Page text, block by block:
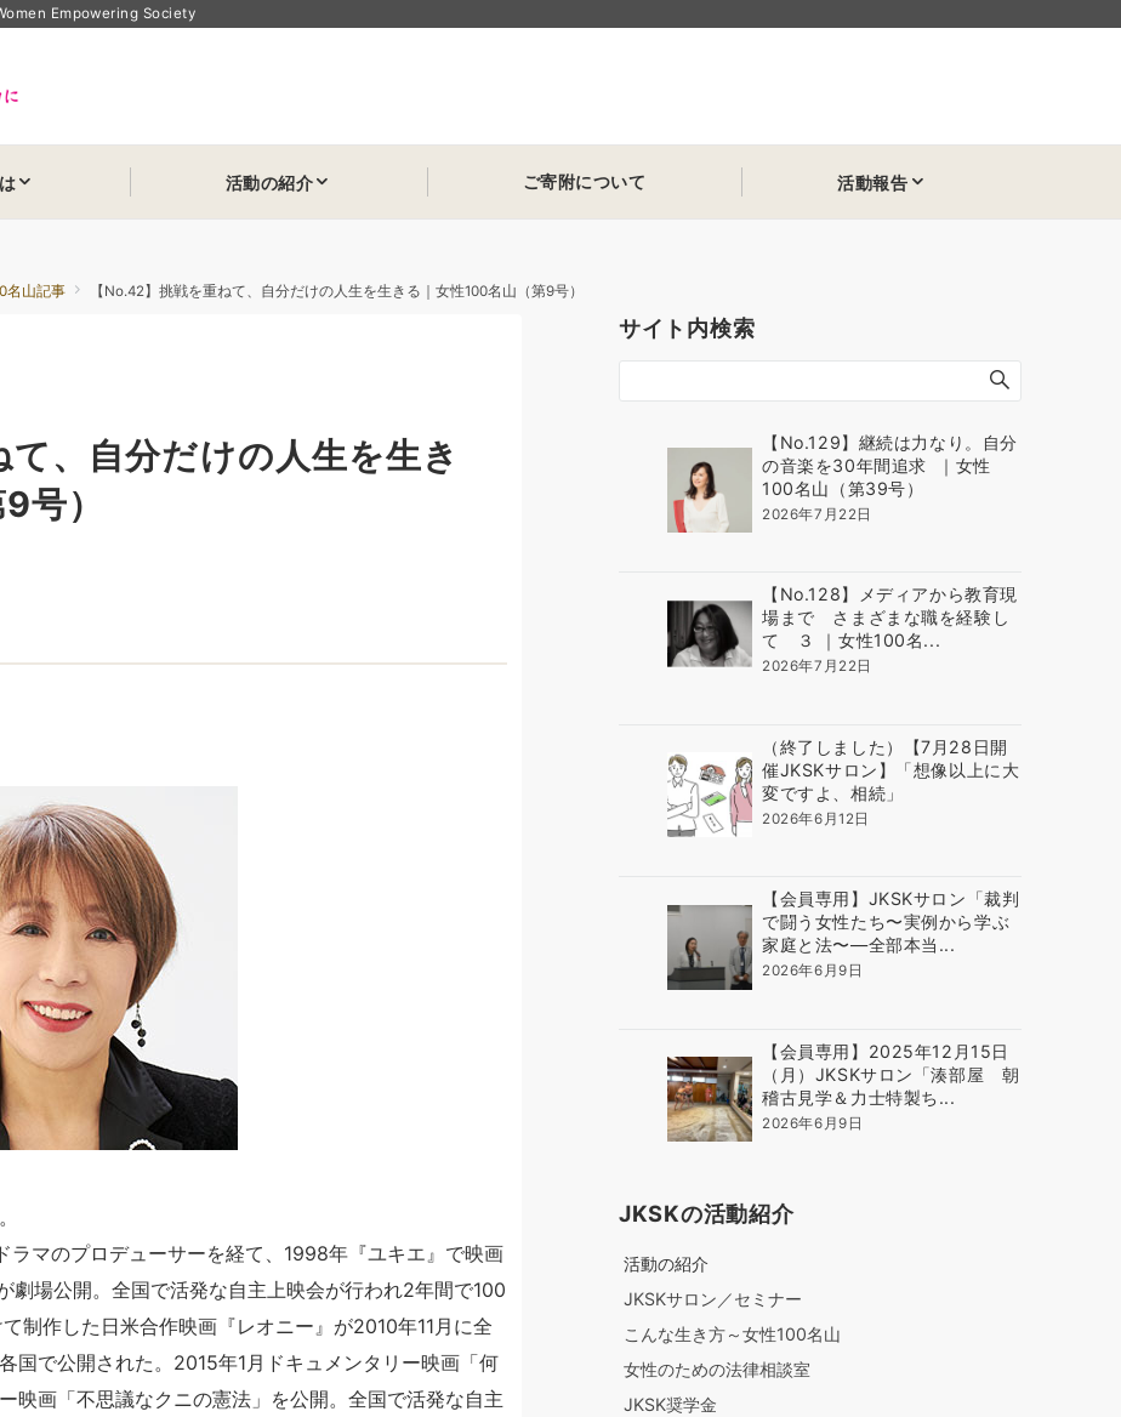
Empowering Society
活動の紹介 ご寄附について 活動報告
名山記事 【No.42】挑戦を重ねて、自分だけの人生を生きる｜女性100名山（第9号）
て、自分だけの人生を生き
号）
マのプロデューサーを経て、1998年『ユキエ』で映画
場公開。全国で活発な自主上映会が行われ2年間で100
制作した日米合作映画『レオニー』が2010年11月に全
国で公開された。2015年1月ドキュメンタリー映画「何
映画「不思議なクニの憲法」を公開。全国で活発な自主
サイト内検索
【No.129】継続は力なり。自分
の音楽を30年間追求 ｜女性
100名山（第39号）
2026年7月22日
【No.128】メディアから教育現
場まで さまざまな職を経験し
て ３ ｜女性100名...
2026年7月22日
（終了しました）【7月28日開
催JKSKサロン】「想像以上に大
変ですよ、相続」
2026年6月12日
【会員専用】JKSKサロン「裁判
で闘う女性たち〜実例から学ぶ
家庭と法〜―全部本当...
2026年6月9日
【会員専用】2025年12月15日
（月）JKSKサロン「湊部屋 朝
稽古見学＆力士特製ち...
2026年6月9日
JKSKの活動紹介
活動の紹介
JKSKサロン／セミナー
こんな生き方～女性100名山
女性のための法律相談室
JKSK奨学金